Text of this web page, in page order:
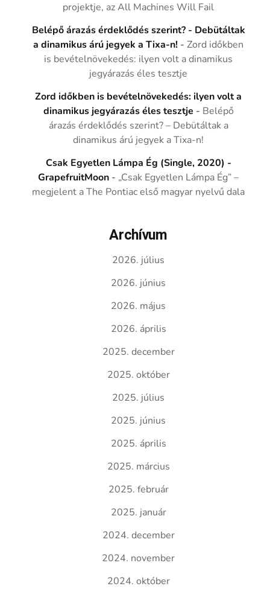
projektje, az All Machines Will Fail
Belépő árazás érdeklődés szerint? - Debütáltak
a dinamikus árú jegyek a Tixa-n! -Zord időkben
is bevételnövekedés: ilyen volt a dinamikus
jegyárazás éles tesztje
Zord időkben is bevételnövekedés: ilyen volt a
dinamikus jegyárazás éles tesztje - Belépő
árazás érdeklődés szerint? – Debütáltak a
dinamikus árú jegyek a Tixa-n!
Csak Egyetlen Lámpa Ég (Single, 2020) -
GrapefruitMoon - „Csak Egyetlen Lámpa Ég” –
megjelent a The Pontiac első magyar nyelvű dala
Archívum
2026. július
2026. június
2026. május
2026. április
2025. december
2025. október
2025. július
2025. június
2025. április
2025. március
2025. február
2025. január
2024. december
2024. november
2024. október